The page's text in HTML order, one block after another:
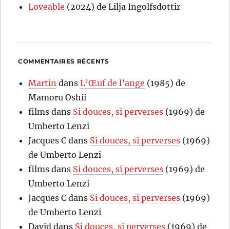
Loveable (2024) de Lilja Ingolfsdottir
COMMENTAIRES RÉCENTS
Martin dansL’Œuf de l’ange (1985) de
Mamoru Oshii
films dans Si douces, si perverses (1969) de
Umberto Lenzi
Jacques C dans Si douces, si perverses (1969)
de Umberto Lenzi
films dans Si douces, si perverses (1969) de
Umberto Lenzi
Jacques C dans Si douces, si perverses (1969)
de Umberto Lenzi
David dans Si douces, si perverses (1969) de